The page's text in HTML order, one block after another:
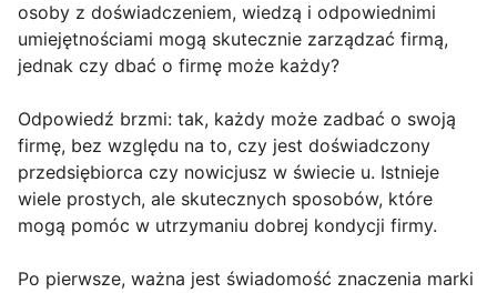
osoby z doświadczeniem, wiedzą i odpowiednimi
umiejętnościami mogą skutecznie zarządzać firmą,
jednak czy dbać o firmę może każdy?
Odpowiedź brzmi: tak, każdy może zadbać o swoją
firmę, bez względu na to, czy jest doświadczony
przedsiębiorca czy nowicjusz w świecie u. Istnieje
wiele prostych, ale skutecznych sposobów, które
mogą pomóc w utrzymaniu dobrej kondycji firmy.
Po pierwsze, ważna jest świadomość znaczenia marki